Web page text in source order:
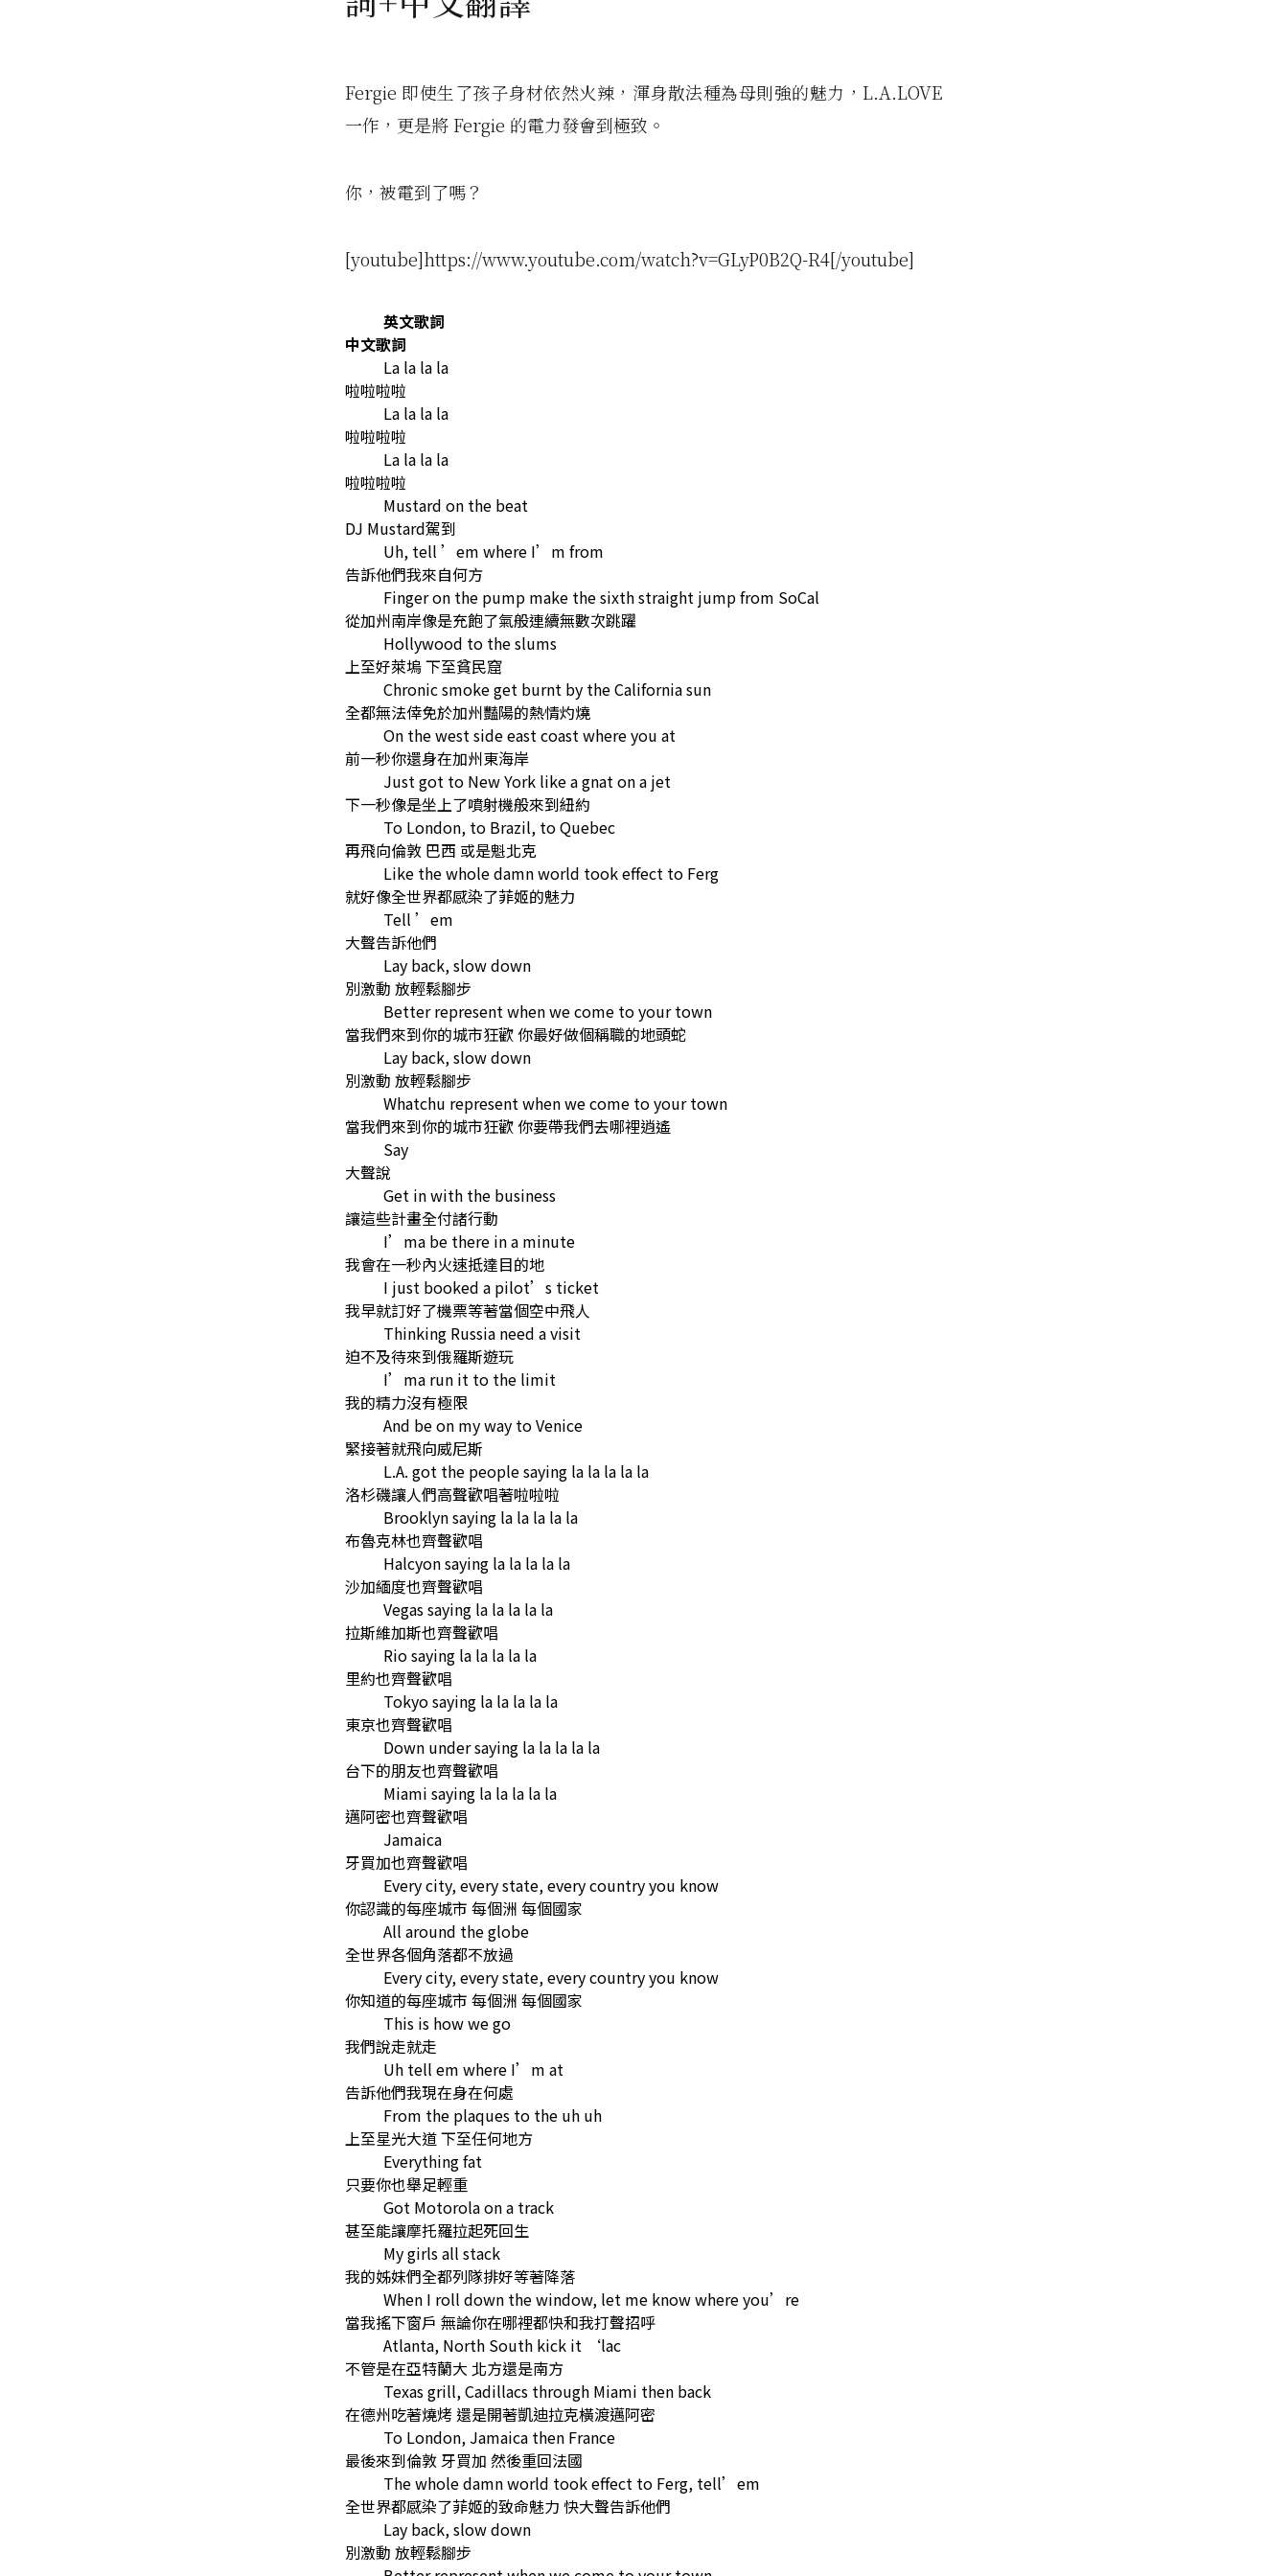
Fergie 即使生了孩子身材依然火辣，渾身散法種為母則強的魅力，L.A.LOVE
一作，更是將 Fergie 的電力發會到極致。
你，被電到了嗎？
[youtube]https://www.youtube.com/watch?v=GLyP0B2Q-R4[/youtube]
英文歌詞
中文歌詞
La la la la
啦啦啦啦
La la la la
啦啦啦啦
La la la la
啦啦啦啦
Mustard on the beat
DJ Mustard駕到
Uh, tell ’em where I’m from
告訴他們我來自何方
Finger on the pump make the sixth straight jump from SoCal
從加州南岸像是充飽了氣般連續無數次跳躍
Hollywood to the slums
上至好萊塢 下至貧民窟
Chronic smoke get burnt by the California sun
全都無法倖免於加州豔陽的熱情灼燒
On the west side east coast where you at
前一秒你還身在加州東海岸
Just got to New York like a gnat on a jet
下一秒像是坐上了噴射機般來到紐約
To London, to Brazil, to Quebec
再飛向倫敦 巴西 或是魁北克
Like the whole damn world took effect to Ferg
就好像全世界都感染了菲姬的魅力
Tell ’em
大聲告訴他們
Lay back, slow down
別激動 放輕鬆腳步
Better represent when we come to your town
當我們來到你的城市狂歡 你最好做個稱職的地頭蛇
Lay back, slow down
別激動 放輕鬆腳步
Whatchu represent when we come to your town
當我們來到你的城市狂歡 你要帶我們去哪裡逍遙
Say
大聲說
Get in with the business
讓這些計畫全付諸行動
I’ma be there in a minute
我會在一秒內火速抵達目的地
I just booked a pilot’s ticket
我早就訂好了機票等著當個空中飛人
Thinking Russia need a visit
迫不及待來到俄羅斯遊玩
I’ma run it to the limit
我的精力沒有極限
And be on my way to Venice
緊接著就飛向威尼斯
L.A. got the people saying la la la la la
洛杉磯讓人們高聲歡唱著啦啦啦
Brooklyn saying la la la la la
布魯克林也齊聲歡唱
Halcyon saying la la la la la
沙加緬度也齊聲歡唱
Vegas saying la la la la la
拉斯維加斯也齊聲歡唱
Rio saying la la la la la
里約也齊聲歡唱
Tokyo saying la la la la la
東京也齊聲歡唱
Down under saying la la la la la
台下的朋友也齊聲歡唱
Miami saying la la la la la
邁阿密也齊聲歡唱
Jamaica
牙買加也齊聲歡唱
Every city, every state, every country you know
你認識的每座城市 每個洲 每個國家
All around the globe
全世界各個角落都不放過
Every city, every state, every country you know
你知道的每座城市 每個洲 每個國家
This is how we go
我們說走就走
Uh tell em where I’m at
告訴他們我現在身在何處
From the plaques to the uh uh
上至星光大道 下至任何地方
Everything fat
只要你也舉足輕重
Got Motorola on a track
甚至能讓摩托羅拉起死回生
My girls all stack
我的姊妹們全都列隊排好等著降落
When I roll down the window, let me know where you’re
當我搖下窗戶 無論你在哪裡都快和我打聲招呼
Atlanta, North South kick it ‘lac
不管是在亞特蘭大 北方還是南方
Texas grill, Cadillacs through Miami then back
在德州吃著燒烤 還是開著凱迪拉克橫渡邁阿密
To London, Jamaica then France
最後來到倫敦 牙買加 然後重回法國
The whole damn world took effect to Ferg, tell’em
全世界都感染了菲姬的致命魅力 快大聲告訴他們
Lay back, slow down
別激動 放輕鬆腳步